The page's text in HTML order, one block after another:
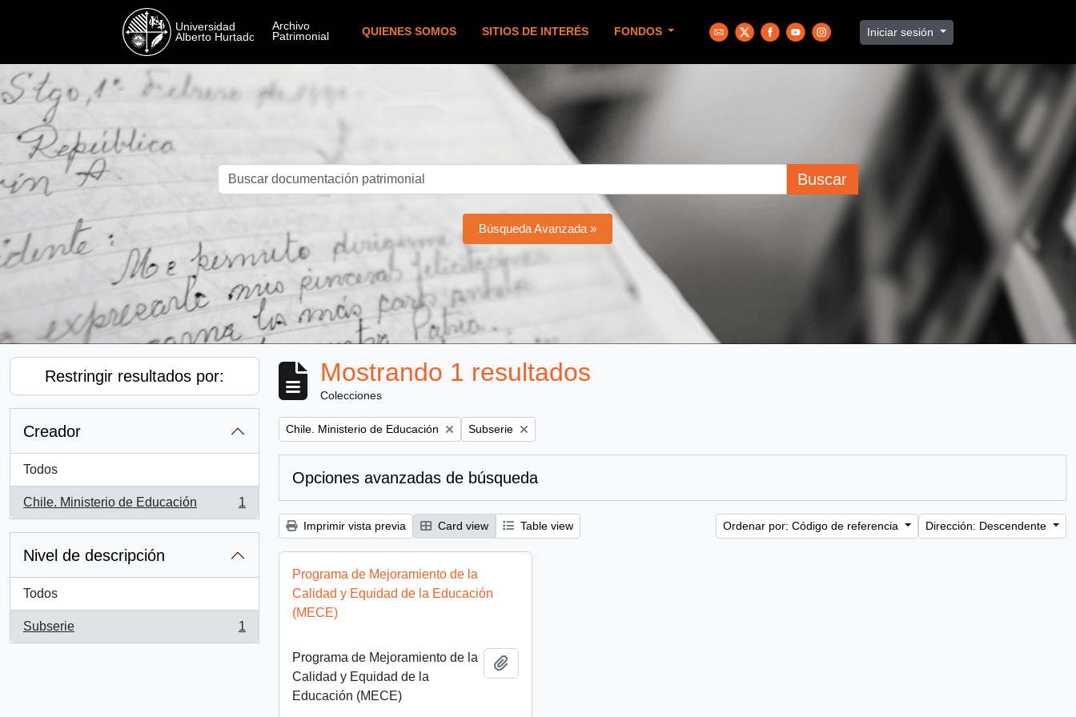
QUIENES SOMOS SITIOS DE INTERÉS FONDOS Iniciar sesión
Buscar
Búsqueda Avanzada »
Restringir resultados por:
Creador
Todos
Chile. Ministerio de Educación
, 1 resultados
1
Nivel de descripción
Todos
Subserie
, 1 resultados
1
Mostrando 1 resultados
Colecciones
Remove filter:
Chile. Ministerio de Educación Remove filter:
Subserie
Opciones avanzadas de búsqueda
Imprimir vista previa Card view Table view Ordenar por: Código de referencia Dirección: Descendente
Programa de Mejoramiento de la
Calidad y Equidad de la Educación
(MECE)
Programa de Mejoramiento de la
Calidad y Equidad de la
Educación (MECE)